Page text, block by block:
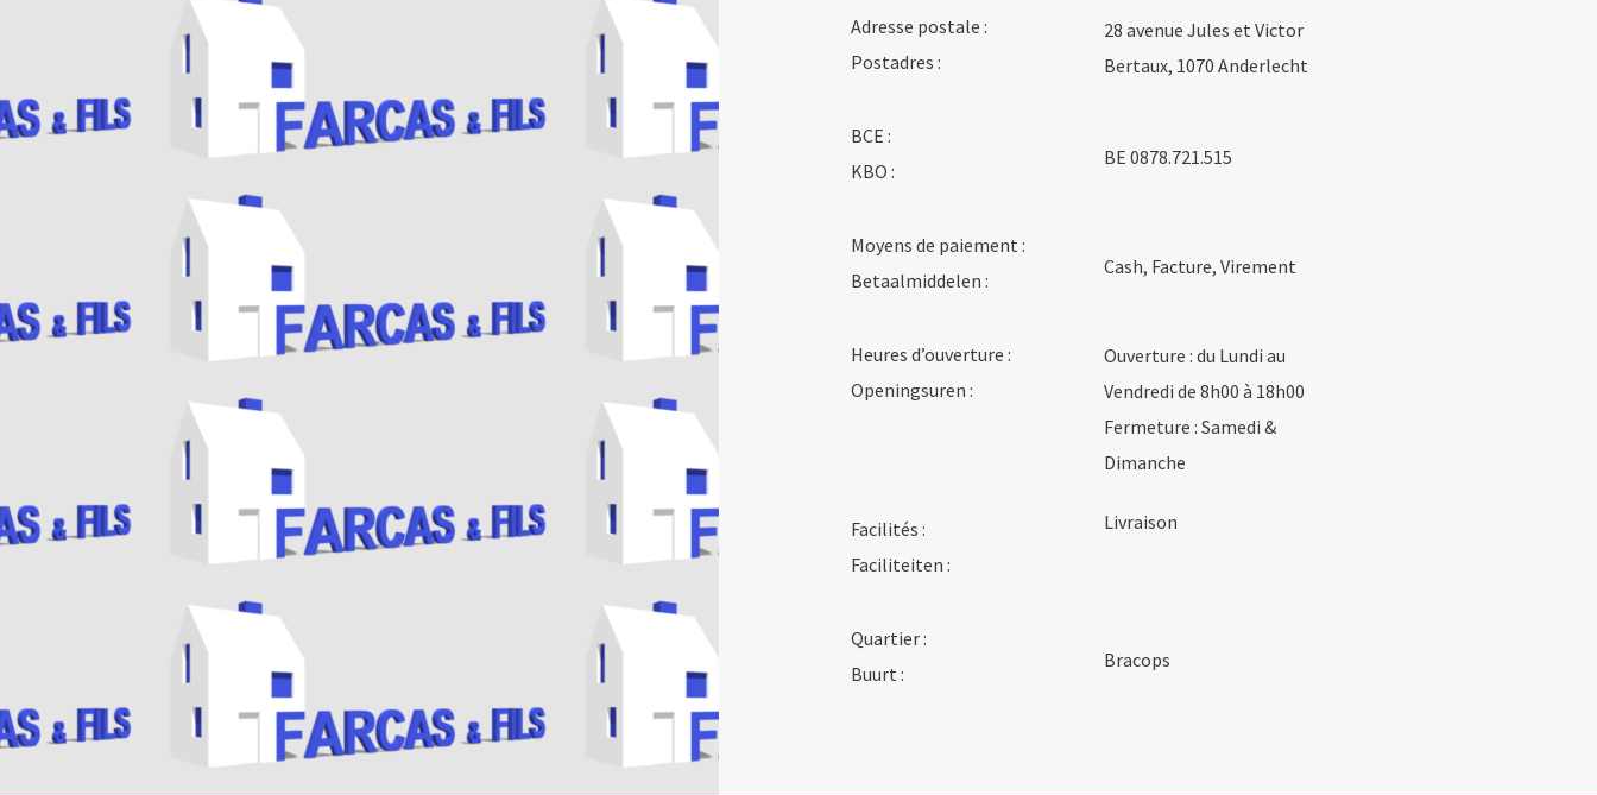
Adresse postale :
Postadres :
28 avenue Jules et Victor
Bertaux, 1070 Anderlecht
BCE :
KBO :
BE 0878.721.515
Moyens de paiement :
Betaalmiddelen :
Cash, Facture, Virement
Heures d’ouverture :
Openingsuren :
Ouverture : du Lundi au
Vendredi de 8h00 à 18h00
Fermeture : Samedi &
Dimanche
Facilités :
Faciliteiten :
Livraison
Quartier :
Buurt :
Bracops